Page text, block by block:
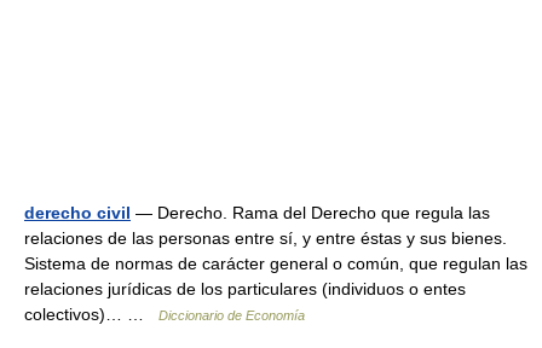
derecho civil — Derecho. Rama del Derecho que regula las
relaciones de las personas entre sí, y entre éstas y sus bienes.
Sistema de normas de carácter general o común, que regulan las
relaciones jurídicas de los particulares (individuos o entes
colectivos)… …
Diccionario de Economía